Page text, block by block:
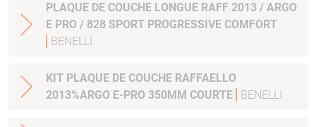
PLAQUE DE COUCHE LONGUE RAFF 2013 / ARGO
E PRO / 828 SPORT PROGRESSIVE COMFORT
BENELLI
KIT PLAQUE DE COUCHE RAFFAELLO
2013%ARGO E-PRO 350MM COURTE
BENELLI